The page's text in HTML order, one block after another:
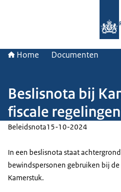
Home Documenten
Beslisnota bij
fiscale
Beleidsnota15-10-2024
In een beslisnota staat
bewindspersonen gebruiken bij
Kamerstuk.